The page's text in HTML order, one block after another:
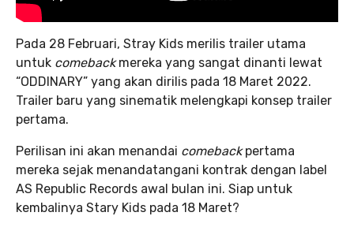
Pada 28 Februari, Stray Kids merilis trailer utama
untuk comebackmereka yang sangat dinanti lewat
“ODDINARY” yang akan dirilis pada 18 Maret 2022.
Trailer baru yang sinematik melengkapi konsep trailer
pertama.
Perilisan ini akan menandai comebackpertama
mereka sejak menandatangani kontrak dengan label
AS Republic Records awal bulan ini. Siap untuk
kembalinya Stary Kids pada 18 Maret?